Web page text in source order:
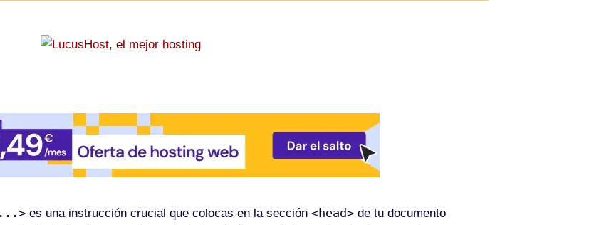
...> es una instrucción crucial que colocas en la sección <head> de tu documento